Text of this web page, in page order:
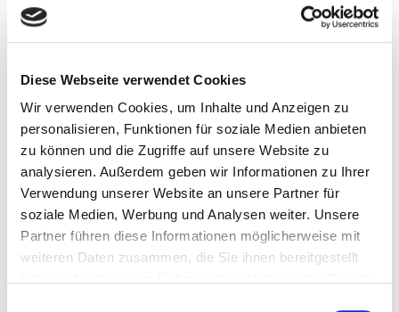
Diese Webseite verwendet Cookies
Wir verwenden Cookies, um Inhalte und Anzeigen zu
personalisieren, Funktionen für soziale Medien anbieten
zu können und die Zugriffe auf unsere Website zu
analysieren. Außerdem geben wir Informationen zu Ihrer
Verwendung unserer Website an unsere Partner für
soziale Medien, Werbung und Analysen weiter. Unsere
Partner führen diese Informationen möglicherweise mit
weiteren Daten zusammen, die Sie ihnen bereitgestellt
Bedeutung.